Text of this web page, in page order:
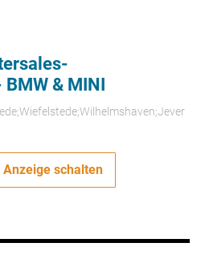
& MINI
Anzeige schalten